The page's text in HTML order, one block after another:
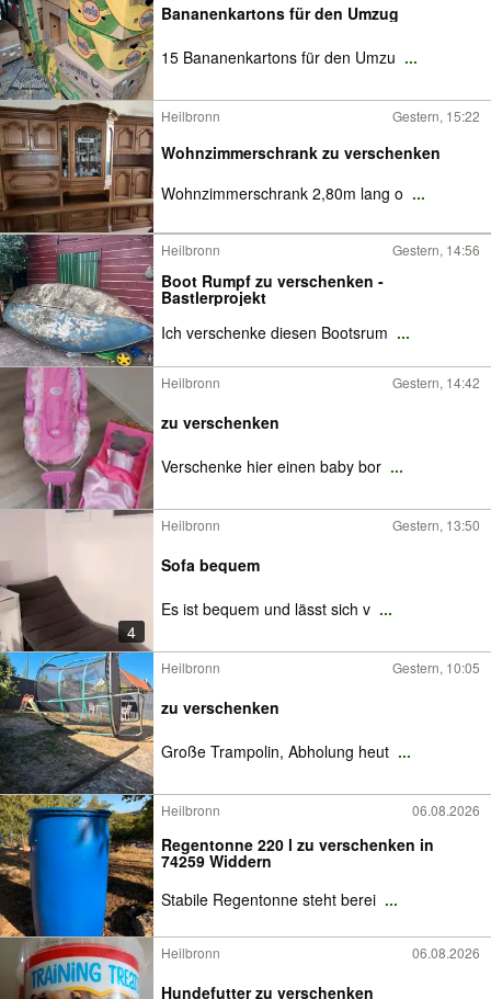
Bananenkartons für den Umzug
15 Bananenkartons für den Umzu ...
Heilbronn Gestern, 15:22
Wohnzimmerschrank zu verschenken
Wohnzimmerschrank 2,80m lang o ...
Heilbronn Gestern, 14:56
Boot Rumpf zu verschenken -
Bastlerprojekt
Ich verschenke diesen Bootsrum ...
Heilbronn Gestern, 14:42
zu verschenken
Verschenke hier einen baby bor ...
4
Heilbronn Gestern, 13:50
Sofa bequem
Es ist bequem und lässt sich v ...
Heilbronn Gestern, 10:05
zu verschenken
Große Trampolin, Abholung heut ...
Heilbronn 06.08.2026
Regentonne 220 l zu verschenken in
74259 Widdern
Stabile Regentonne steht berei ...
Heilbronn 06.08.2026
Hundefutter zu verschenken